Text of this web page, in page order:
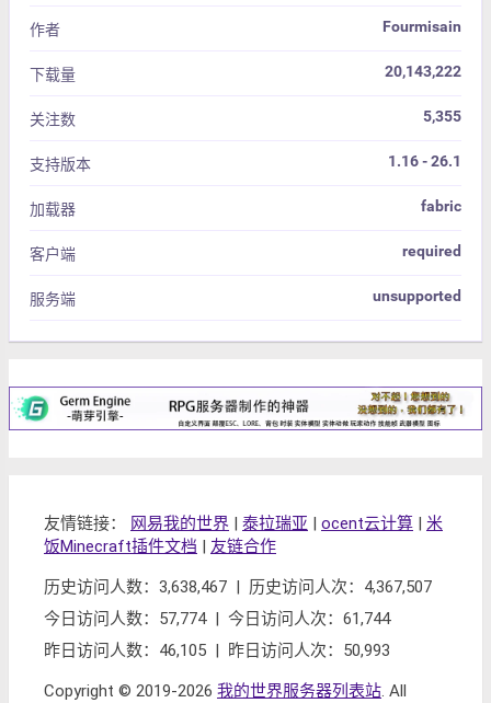
作者 Fourmisain
下载量 20,143,222
关注数 5,355
支持版本 1.16 - 26.1
加载器 fabric
客户端 required
服务端 unsupported
友情链接： 网易我的世界 | 泰拉瑞亚 | ocent云计算 | 米
饭Minecraft插件文档 | 友链合作
历史访问人数：3,638,467 | 历史访问人次：4,367,507
今日访问人数：57,774 | 今日访问人次：61,744
昨日访问人数：46,105 | 昨日访问人次：50,993
Copyright © 2019-2026 我的世界服务器列表站. All